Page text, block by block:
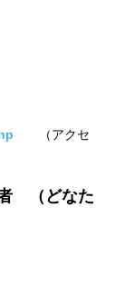
（アクセ
（どなた